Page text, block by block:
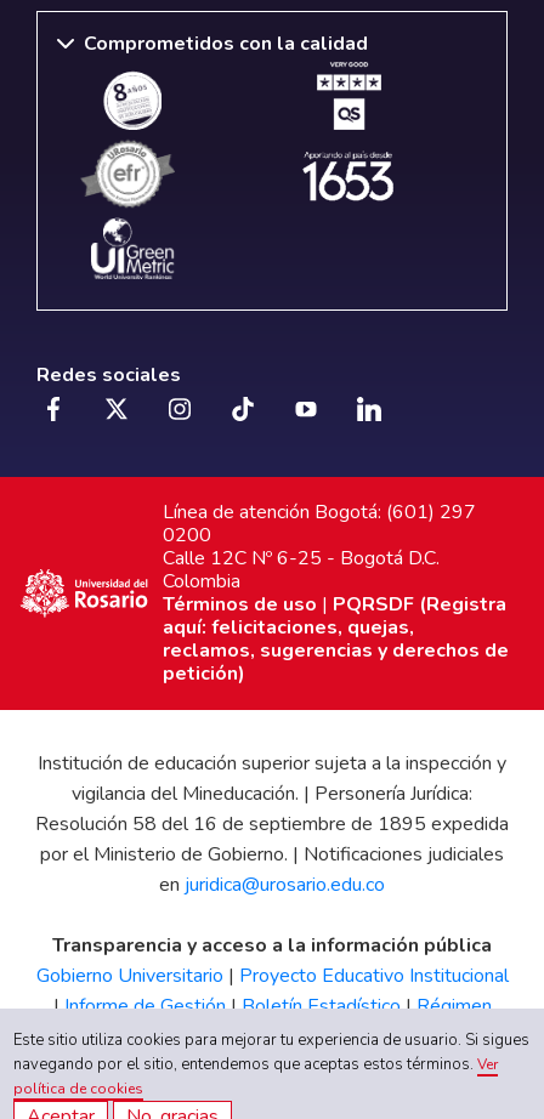
Comprometidos con la calidad
Redes sociales
Línea de atención Bogotá: (601) 297
0200
Calle 12C Nº 6-25 - Bogotá D.C.
Colombia
Términos de uso | PQRSDF (Registra
aquí: felicitaciones, quejas,
reclamos, sugerencias y derechos de
petición)
Institución de educación superior sujeta a la inspección y
vigilancia del Mineducación. | Personería Jurídica:
Resolución 58 del 16 de septiembre de 1895 expedida
por el Ministerio de Gobierno. | Notificaciones judiciales
en juridica@urosario.edu.co
Transparencia y acceso a la información pública
Gobierno Universitario | Proyecto Educativo Institucional
|Informe de Gestión|Boletín Estadístico|Régimen
Tributario|Estados Financieros |Código de Ética| Canal
de Integridad UR
Este sitio utiliza cookies para mejorar tu experiencia de usuario. Si sigues
navegando por el sitio, entendemos que aceptas estos términos.Ver
política de cookies